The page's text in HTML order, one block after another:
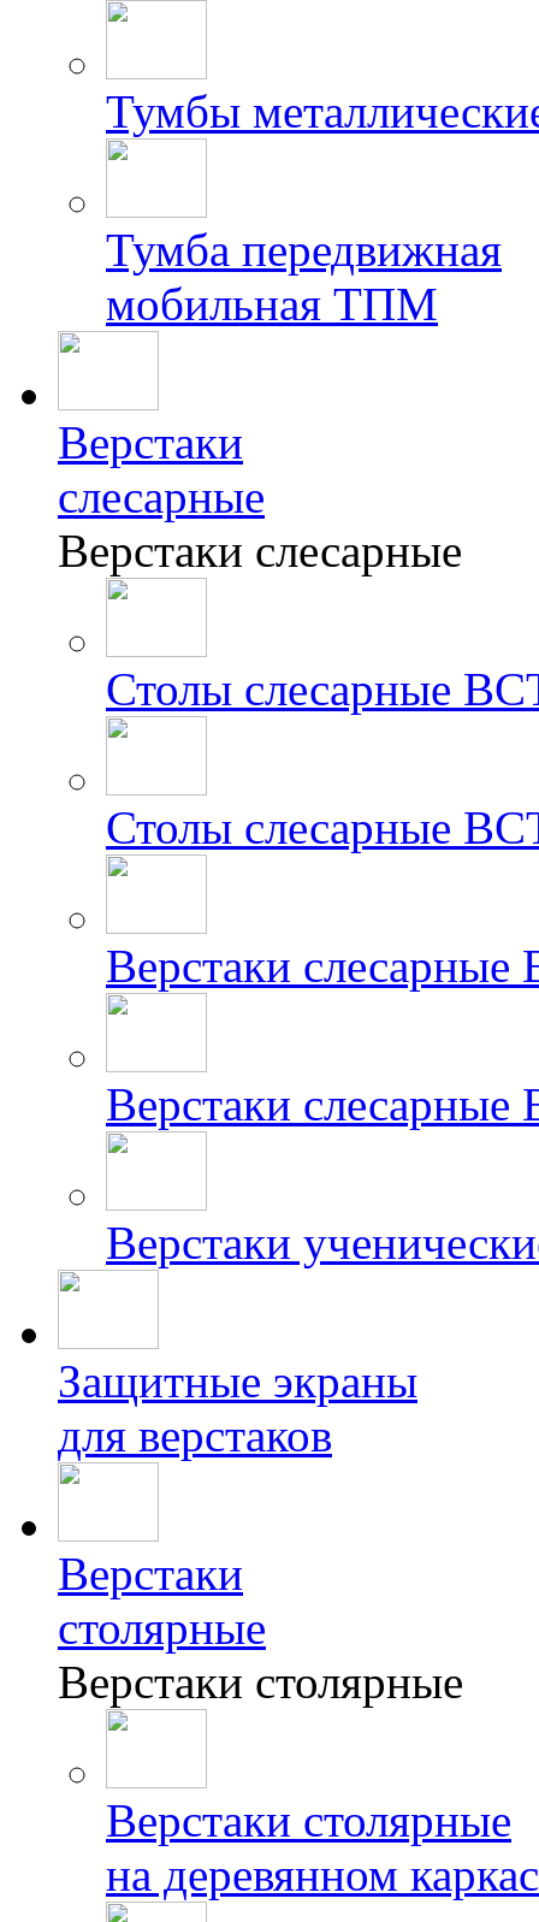
Тумбы
Тумба передвижная
мобильная ТПМ
Верстаки
слесарные
Верстаки слесарные
Столы слесарные
Столы слесарные
Верстаки
Верстаки
Верстаки
Защитные экраны
для верстаков
Верстаки
столярные
Верстаки столярные
Верстаки столярные
на деревянном